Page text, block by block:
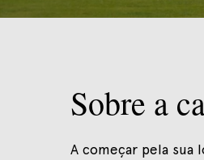
Sobre a
A começar pela sua